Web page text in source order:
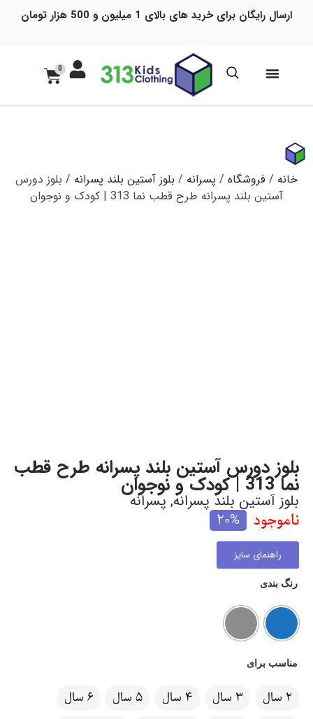
ارسال رایگان برای خرید های بالای 1 میلیون و 500 هزار تومان
0
خانه / فروشگاه / پسرانه / بلوز آستین بلند پسرانه / بلوز دورس
آستین بلند پسرانه طرح قطب نما 313 | کودک و نوجوان
بلوز دورس آستین بلند پسرانه طرح قطب
نما 313 | کودک و نوجوان
بلوز آستین بلند پسرانه, پسرانه
ناموجود 20%
راهنمای سایز
رنگ بندی
مناسب برای
2 سال 3 سال 4 سال 5 سال
6 سال